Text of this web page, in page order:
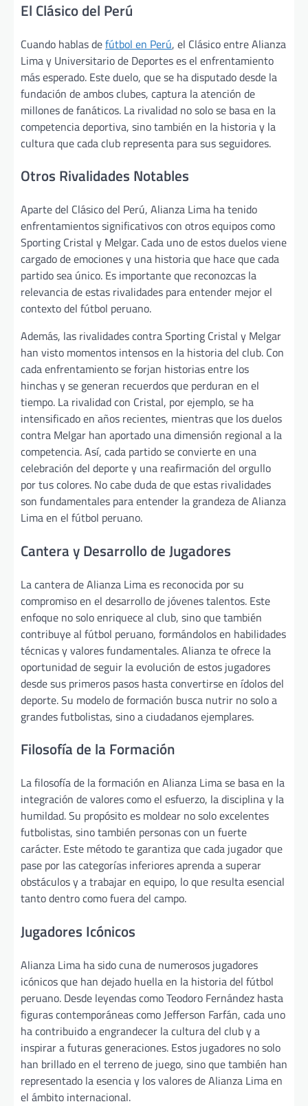
El Clásico del Perú
Cuando hablas defútbol en Perú, el Clásico entre Alianza
Lima y Universitario de Deportes es el enfrentamiento
más esperado. Este duelo, que se ha disputado desde la
fundación de ambos clubes, captura la atención de
millones de fanáticos. La rivalidad no solo se basa en la
competencia deportiva, sino también en la historia y la
cultura que cada club representa para sus seguidores.
Otros Rivalidades Notables
Aparte del Clásico del Perú, Alianza Lima ha tenido
enfrentamientos significativos con otros equipos como
Sporting Cristal y Melgar. Cada uno de estos duelos viene
cargado de emociones y una historia que hace que cada
partido sea único. Es importante que reconozcas la
relevancia de estas rivalidades para entender mejor el
contexto del fútbol peruano.
Además, las rivalidades contra Sporting Cristal y Melgar
han visto momentos intensos en la historia del club. Con
cada enfrentamiento se forjan historias entre los
hinchas y se generan recuerdos que perduran en el
tiempo. La rivalidad con Cristal, por ejemplo, se ha
intensificado en años recientes, mientras que los duelos
contra Melgar han aportado una dimensión regional a la
competencia. Así, cada partido se convierte en una
celebración del deporte y una reafirmación del orgullo
por tus colores. No cabe duda de que estas rivalidades
son fundamentales para entender la grandeza de Alianza
Lima en el fútbol peruano.
Cantera y Desarrollo de Jugadores
La cantera de Alianza Lima es reconocida por su
compromiso en el desarrollo de jóvenes talentos. Este
enfoque no solo enriquece al club, sino que también
contribuye al fútbol peruano, formándolos en habilidades
técnicas y valores fundamentales. Alianza te ofrece la
oportunidad de seguir la evolución de estos jugadores
desde sus primeros pasos hasta convertirse en ídolos del
deporte. Su modelo de formación busca nutrir no solo a
grandes futbolistas, sino a ciudadanos ejemplares.
Filosofía de la Formación
La filosofía de la formación en Alianza Lima se basa en la
integración de valores como el esfuerzo, la disciplina y la
humildad. Su propósito es moldear no solo excelentes
futbolistas, sino también personas con un fuerte
carácter. Este método te garantiza que cada jugador que
pase por las categorías inferiores aprenda a superar
obstáculos y a trabajar en equipo, lo que resulta esencial
tanto dentro como fuera del campo.
Jugadores Icónicos
Alianza Lima ha sido cuna de numerosos jugadores
icónicos que han dejado huella en la historia del fútbol
peruano. Desde leyendas como Teodoro Fernández hasta
figuras contemporáneas como Jefferson Farfán, cada uno
ha contribuido a engrandecer la cultura del club y a
inspirar a futuras generaciones. Estos jugadores no solo
han brillado en el terreno de juego, sino que también han
representado la esencia y los valores de Alianza Lima en
el ámbito internacional.